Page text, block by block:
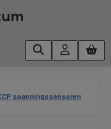
spanningssensoren